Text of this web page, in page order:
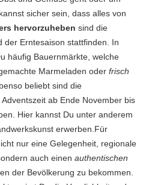
sicher sein, dass alles von
hervorzuheben sind die
der Erntesaison stattfinden. In
häufig Bauernmärkte, welche
Marmeladen oder frisch
beliebt sind die
ab Ende November bis
Hier kannst Du unter anderem
erwerben.Für
nur eine Gelegenheit, regionale
auch einen authentischen
der Bevölkerung zu bekommen.